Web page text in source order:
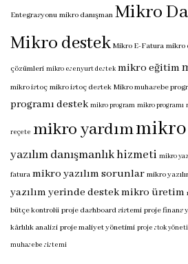
Entegrasyonu mikro danışman Mikro
Mikro destek Mikro E-Fatura mikro
çözümleri mikro esenyurt destek mikro eğitim
mikro istoç mikro istoç destek Mikro muhasebe
programı destek mikro program mikro programı
reçete mikro yardımmikro
yazılım danışmanlık hizmeti mikro
fatura mikro yazılım sorunlar mikro
yazılım yerinde destekmikro üretim
bütçe kontrolü proje dashboard sistemi proje finans
kârlılık analizi proje maliyet yönetimi proje stok
muhasebe sistemi